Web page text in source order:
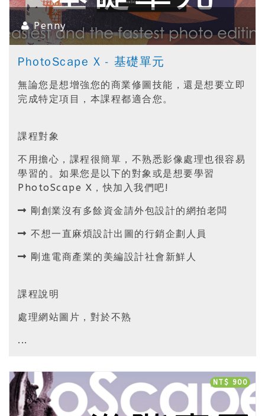
Penny
PhotoScape X - 基礎單元
無論您是想增強您的商業修圖技能，還是想要立即
完成特定項目，本課程都適合您。
課程對象
不用擔心，課程很簡單，不熟悉影像處理也很容易
學習的。如果您是以下的對象或是想要學習
PhotoScape X，快加入我們吧!
剛創業沒有多餘資金請外包設計的網拍老闆
不想一直麻煩設計出圖的行銷企劃人員
剛進電商產業的美編設計社會新鮮人
課程說明
處理網站圖片，對於不熟
...
NT$ 900